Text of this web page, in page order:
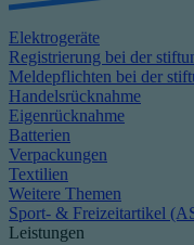
Elektrogeräte
Registrierung bei der
Meldepflichten bei der
Handelsrücknahme
Eigenrücknahme
Batterien
Verpackungen
Textilien
Weitere Themen
Sport- & Freizeitartikel
Leistungen